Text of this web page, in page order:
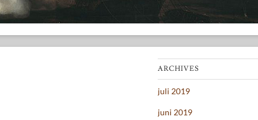
ARCHIVES
juli 2019
juni 2019